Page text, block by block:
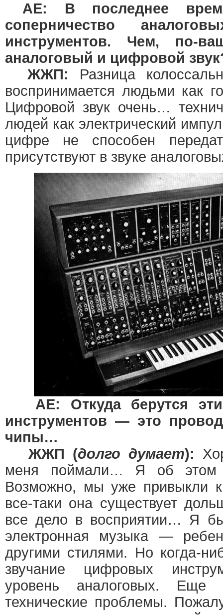
AE: В последнее
соперничество
инструментов. Чем, по-
аналоговый и цифровой
ЖЖП: Разница
воспринимается людьми как
Цифровой звук очень…
людей как электрический
цифре не способен
присутствуют в звуке
AE: Откуда берутся
инструментов — это
чипы…
ЖЖП (долго думает):
меня поймали… Я об этом
Возможно, мы уже привыкли к
все-таки она существует
все дело в восприятии… Я
электронная музыка —
другими стилями. Но когда-
звучание цифровых
уровень аналоговых.
технические проблемы.